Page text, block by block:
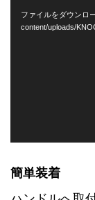
画
プ
ファイルをダウンロ
content/uploads/
簡単装着